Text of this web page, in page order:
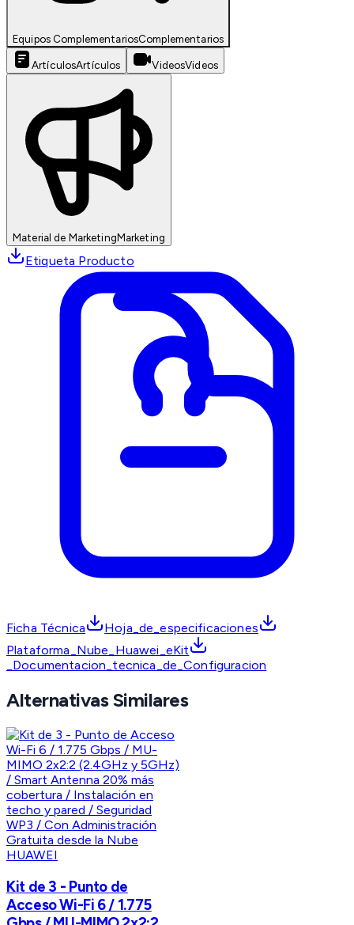
Equipos ComplementariosComplementarios
ArtículosArtículos VideosVideos
Material de MarketingMarketing
Etiqueta Producto
Ficha Técnica
Hoja_de_especificaciones
Plataforma_Nube_Huawei_eKit
_Documentacion_tecnica_de_Configuracion
Alternativas Similares
HUAWEI
Kit de 3 - Punto de
Acceso Wi-Fi 6 / 1.775